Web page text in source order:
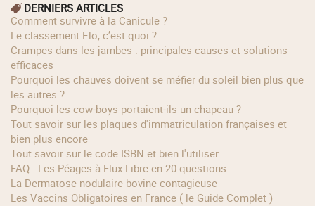
DERNIERS ARTICLES
Comment survivre à la Canicule ?
Le classement Elo, c’est quoi ?
Crampes dans les jambes : principales causes et solutions
efficaces
Pourquoi les chauves doivent se méfier du soleil bien plus que
les autres ?
Pourquoi les cow‑boys portaient‑ils un chapeau ?
Tout savoir sur les plaques d'immatriculation françaises et
bien plus encore
Tout savoir sur le code ISBN et bien l'utiliser
FAQ - Les Péages à Flux Libre en 20 questions
La Dermatose nodulaire bovine contagieuse
Les Vaccins Obligatoires en France ( le Guide Complet )